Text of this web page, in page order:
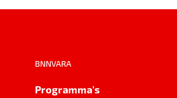
BNNVARA
Programma's